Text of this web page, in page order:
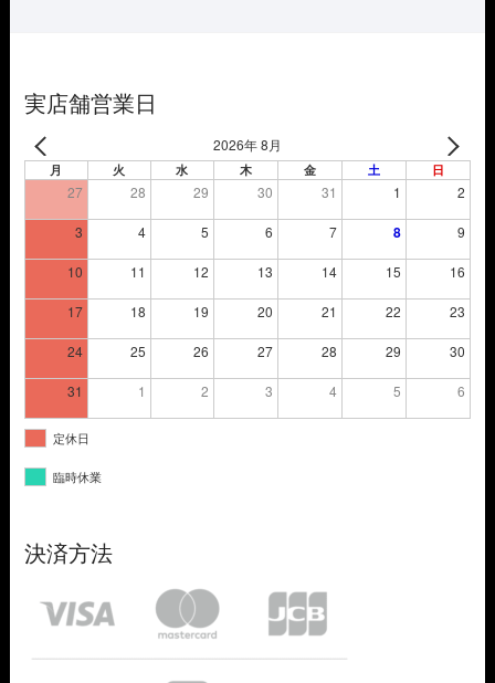
実店舗営業日
2026年 8月
月 火 水 木 金 土 日
27 28 29 30 31 1 2
3 4 5 6 7 8 9
10 11 12 13 14 15 16
17 18 19 20 21 22 23
24 25 26 27 28 29 30
31 1 2 3 4 5 6
定休日
臨時休業
決済方法